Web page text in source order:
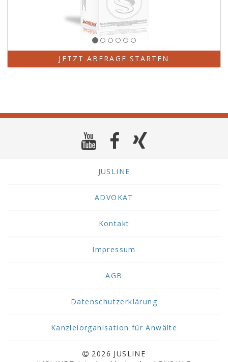
JETZT ABFRAGE STARTEN
JUSLINE
ADVOKAT
Kontakt
Impressum
AGB
Datenschutzerklärung
Kanzleiorganisation für Anwälte
2026 JUSLINE